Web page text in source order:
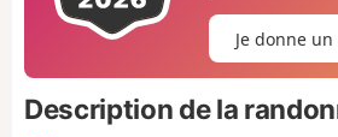
Je donne
Description de la